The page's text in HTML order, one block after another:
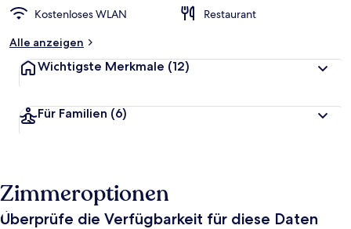
Kostenloses WLAN
Restaurant
Alle anzeigen
Wichtigste Merkmale (12)
Für Familien (6)
Zimmeroptionen
Überprüfe die Verfügbarkeit für diese Daten